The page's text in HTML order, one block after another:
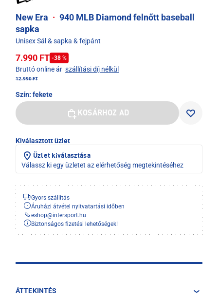
New Era · 940 MLB Diamond felnőtt baseball
sapka
Unisex Sál & sapka & fejpánt
7.990 FT -38 %
Bruttó online ár szállítási díj nélkül
12.990 FT
Szín: fekete
KOSÁRHOZ AD
Kiválasztott üzlet
Üzlet kiválasztása
Válassz ki egy üzletet az elérhetőség megtekintéséhez
Gyors szállítás
Áruházi átvétel nyitvatartási időben
eshop@intersport.hu
Biztonságos fizetési lehetőségek!
ÁTTEKINTÉS